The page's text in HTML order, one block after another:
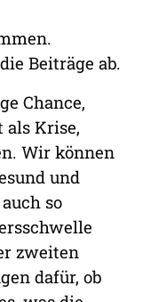
Beiträge ab.
Chance,
als Krise,
Wir können
und
so
zweiten
dafür, ob